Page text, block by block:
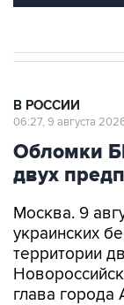
Обломки
двух
Москва. 9
территории
глава города
канале в